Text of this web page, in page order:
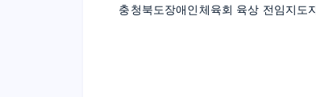
충청북도장애인체육회 육상 전임지도